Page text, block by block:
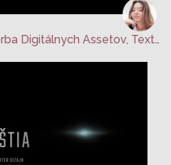
DieselPunk a Sparta - Tvorba Digitálnych Assetov, Textúry